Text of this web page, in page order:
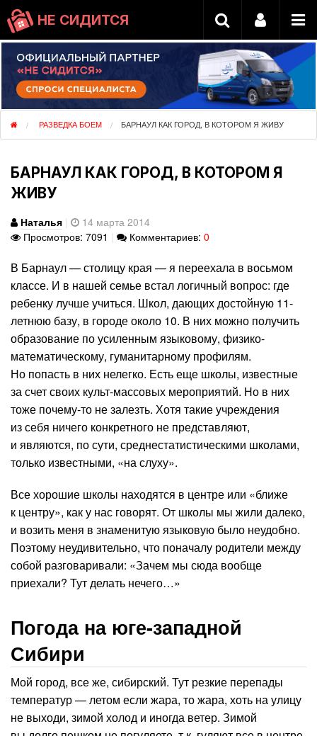
НЕ СИДИТСЯ
РАЗВЕДКА БОЕМ БАРНАУЛ КАК ГОРОД, В КОТОРОМ Я ЖИВУ
БАРНАУЛ КАК ГОРОД, В КОТОРОМ Я
ЖИВУ
Наталья
14 марта 2014
Просмотров: 7091
Комментариев: 0
В Барнаул — столицу края — я переехала в восьмом
классе. И в нашей семье встал логичный вопрос: где
ребенку лучше учиться. Школ, дающих достойную 11-
летнюю базу, в городе около 10. В них можно получить
образование по усиленным языковому, физико-
математическому, гуманитарному профилям.
Но попасть в них нелегко. Есть еще школы, известные
за счет своих культ-массовых мероприятий. Но в них
тоже почему-то не залезть. Хотя такие учреждения
из себя ничего конкретного не представляют,
и являются, по сути, среднестатистическими школами,
только известными, «на слуху».
Все хорошие школы находятся в центре или «ближе
к центру», как у нас говорят. От школы мы жили далеко,
и возить меня в знаменитую языковую было неудобно.
Поэтому неудивительно, что поначалу родители между
собой разговаривали: «Зачем мы сюда вообще
приехали? Тут делать нечего…»
Погода на юге-западной
Сибири
Мой город, все же, сибирский. Тут резкие перепады
температур — летом если жара, то жара, хоть на улицу
не выходи, зимой холод и иногда ветер. Зимой